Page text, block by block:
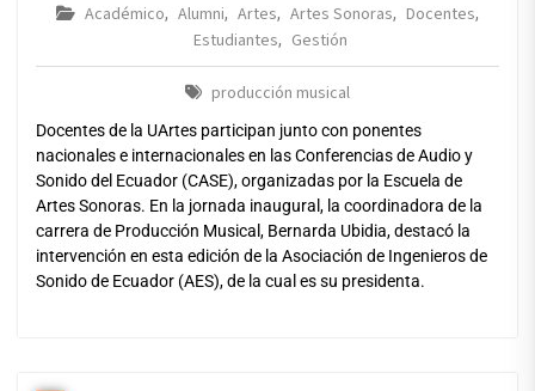
Académico, Alumni, Artes, Artes Sonoras, Docentes,
Estudiantes, Gestión
producción musical
Docentes de la UArtes participan junto con ponentes
nacionales e internacionales en las Conferencias de Audio y
Sonido del Ecuador (CASE), organizadas por la Escuela de
Artes Sonoras. En la jornada inaugural, la coordinadora de la
carrera de Producción Musical, Bernarda Ubidia, destacó la
intervención en esta edición de la Asociación de Ingenieros de
Sonido de Ecuador (AES), de la cual es su presidenta.